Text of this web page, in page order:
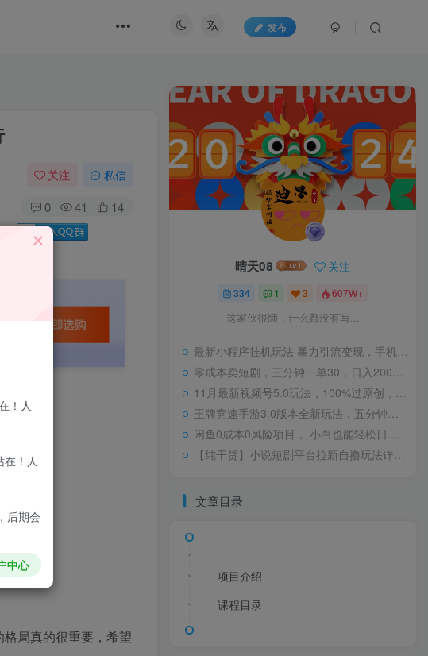
发布
关注 私信
0 41 14
：
局真的很重要，希望
晴天08 关注
334 1 3 607W+
这家伙很懒，什么都没有写...
最新小程序挂机玩法 暴力引流变现，手机操作日入900+，操作简单，当天见收益
零成本卖短剧，三分钟一单30，日入2000＋，一部手机操作即可（附全网短剧资源）
11月最新视频号5.0玩法，100%过原创，小白轻松月入5位数
王牌竞速手游3.0版本全新玩法，五分钟单个视频600+，变现简单，日入1500+，来就搞钱！
闲鱼0成本0风险项目， 小白也能轻松日入1000+简单易上手
【纯干货】小说短剧平台拉新自撸玩法详解-单人轻松日入500+
文章目录
项目介绍
课程目录
！人
！人
后期会
中心